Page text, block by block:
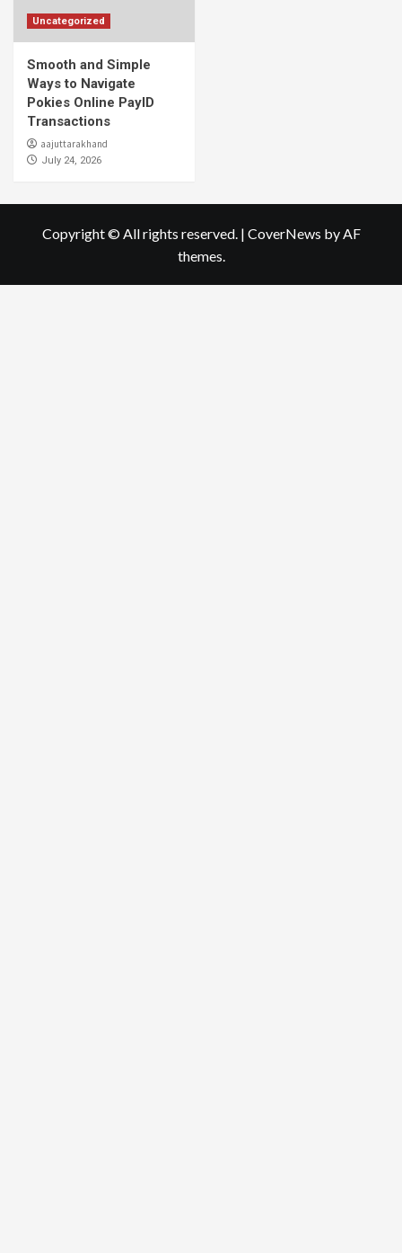
Uncategorized
Smooth and Simple
Ways to Navigate
Pokies Online PayID
Transactions
aajuttarakhand
July 24, 2026
Copyright © All rights reserved. | CoverNews by AF
themes.